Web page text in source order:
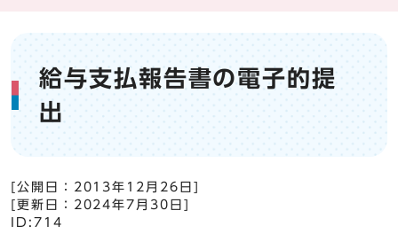
給与支払報告書の電子的提
出
[公開日： 2013年12月26日
[更新日： 2024年7月30日
ID:714